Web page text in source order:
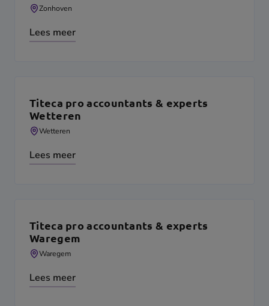
Zonhoven
Lees meer
Titeca pro accountants & experts
Wetteren
Wetteren
Lees meer
Titeca pro accountants & experts
Waregem
Waregem
Lees meer